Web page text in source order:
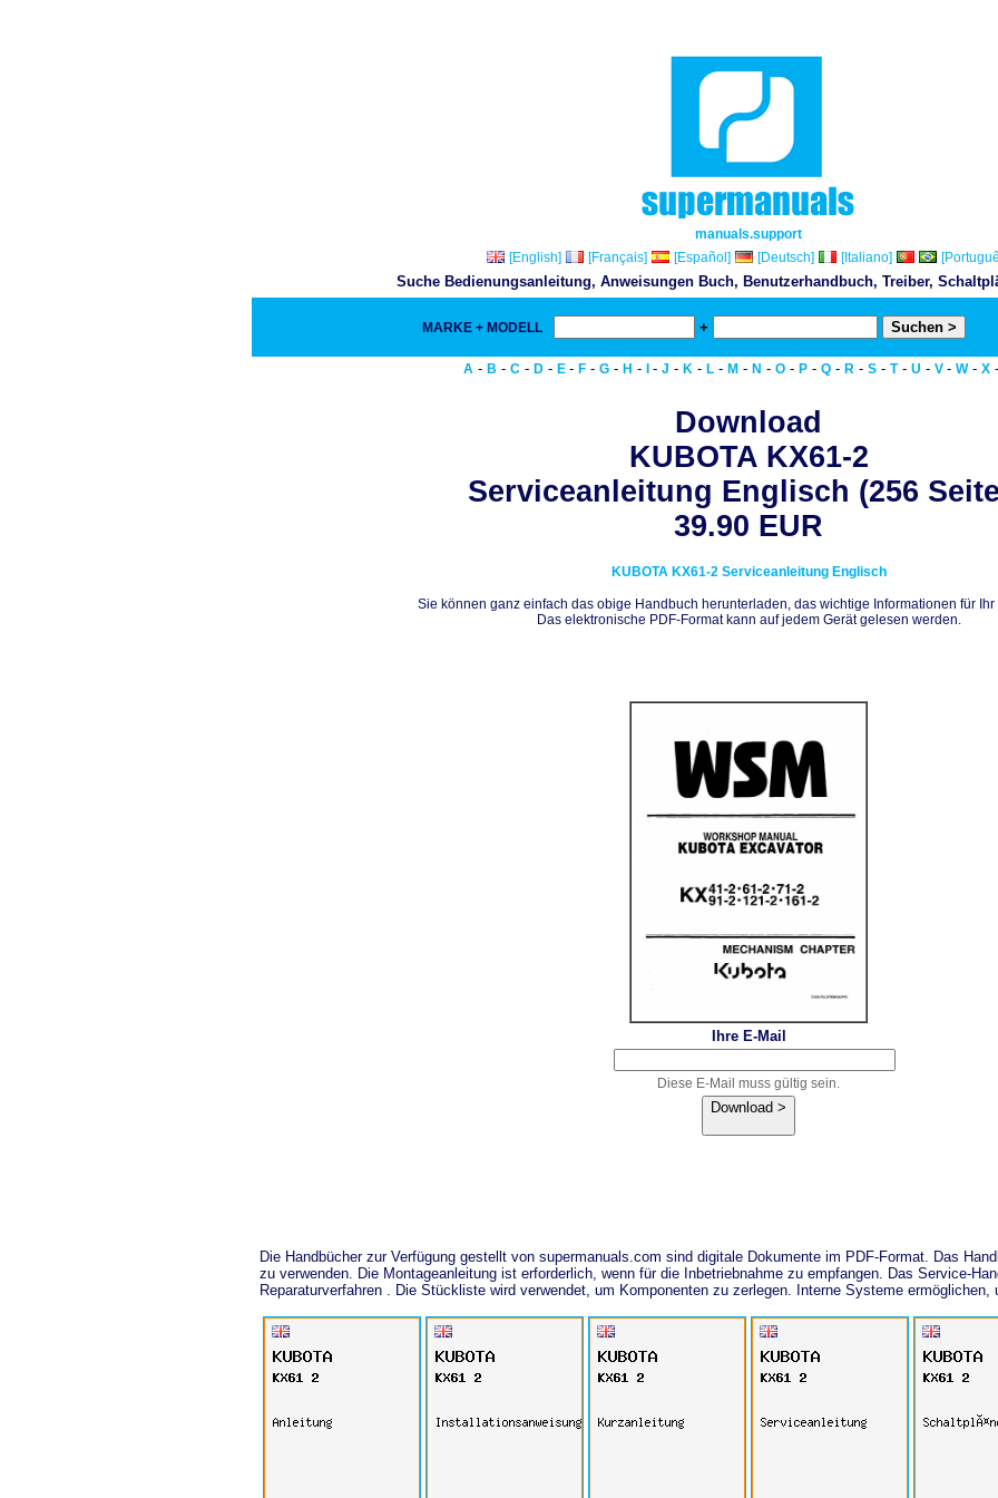
manuals.support
[English]
[Français] [Español] [Deutsch] [Italiano]
Suche Bedienungsanleitung, Anweisungen Buch, Benutzerhandbuch, Treiber,
MARKE + MODELL +
A - B - C - D - E - F - G - H - - J - K - L - M - N - O - P - Q - R - S - T- U - V - W- X -
Download
KUBOTA KX61-2
Serviceanleitung Englisch (256
39.90 EUR
KUBOTA KX61-2 Serviceanleitung Englisch
Sie können ganz einfach das obige Handbuch herunterladen, das wichtige Informationen für Ihr
Das elektronische PDF-Format kann auf jedem Gerät gelesen werden.
Ihre E-Mail
Diese E-Mail muss gültig sein.
Download >
Die Handbücher zur Verfügung gestellt von supermanuals.com sind digitale Dokumente im PDF-Format. Das
zu verwenden. Die Montageanleitung ist erforderlich, wenn für die Inbetriebnahme zu empfangen. Das Service-
Reparaturverfahren . Die Stückliste wird verwendet, um Komponenten zu zerlegen. Interne Systeme ermöglichen,